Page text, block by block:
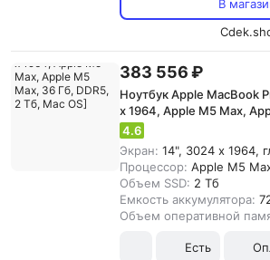
В
383 556 ₽
Ноутбук Apple MacBook
x 1964, Apple M5 Max,
DDR5, 2 Тб, Mac OS]
4.6
Экран: 14", 3024 x 1964,
Процессор: Apple M5
Объем SSD: 2 Тб
Емкость аккумулятора:
Объем оперативной
Есть